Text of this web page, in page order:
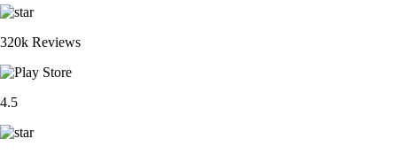
320k Reviews
4.5